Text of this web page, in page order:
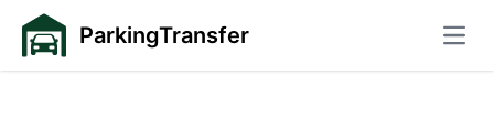
ParkingTransfer